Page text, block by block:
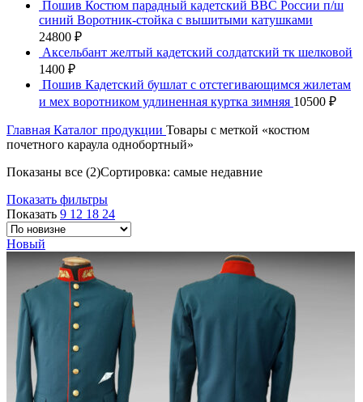
Пошив Костюм парадный кадетский ВВС России п/ш
синий Воротник-стойка с вышитыми катушками
24800 ₽
Аксельбант желтый кадетский солдатский тк шелковой
1400 ₽
Пошив Кадетский бушлат с отстегивающимся жилетам
и мех воротником удлиненная куртка зимняя 10500 ₽
Главная Каталог продукции Товары с меткой «костюм
почетного караула однобортный»
Показаны все (2)Сортировка: самые недавние
Показать фильтры
Показать 9 12 18 24
Новый